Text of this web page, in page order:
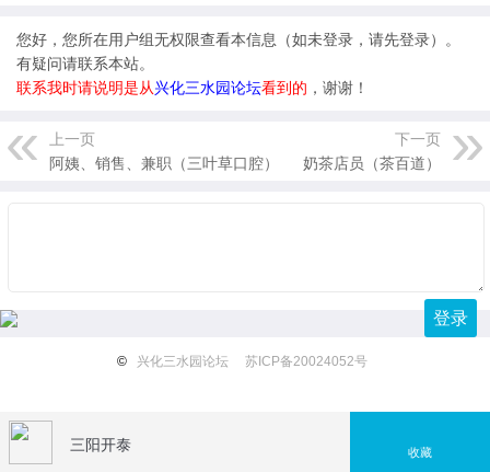
您好，您所在用户组无权限查看本信息（如未登录，请先登录）。
有疑问请联系本站。
联系我时请说明是从兴化三水园论坛看到的 ，谢谢！
上一页
阿姨、销售、兼职（三叶草口腔）
下一页
奶茶店员（茶百道）
登录
三阳开泰 收藏
© 兴化三水园论坛 苏ICP备20024052号